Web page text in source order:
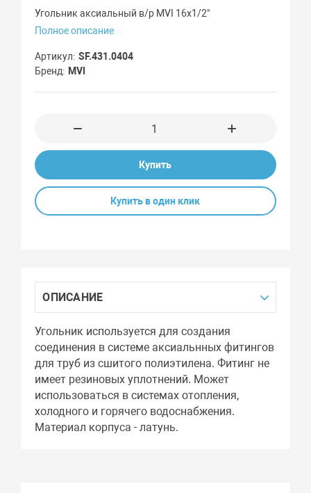
Угольник аксиальный в/р MVI 16х1/2"
Полное описание
Артикул SF.431.0404
Бренд
MVI
Купить
Купить в один клик
ОПИСАНИЕ
Угольник используется для создания
соединения в системе аксиальнных фитингов
для труб из сшитого полиэтилена. Фитинг не
имеет резиновых уплотнений. Может
использоваться в системах отопления,
холодного и горячего водоснабжения.
Материал корпуса - латунь.